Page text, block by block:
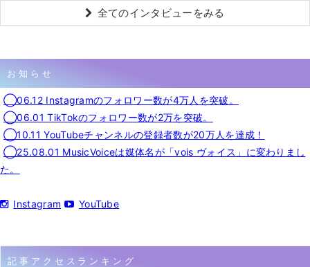
全てのインタビューをみる
お知らせ
◯06.12 Instagramのフォロワー数が4万人を突破。
◯06.01 TikTokのフォロワー数が2万を突破。
◯10.11 YouTubeチャンネルの登録者数が20万人を達成！
◯25.08.01 MusicVoiceは媒体名が「vois ヴォイス」に変わりまし
た。
Instagram YouTube
記事アクセスランキング